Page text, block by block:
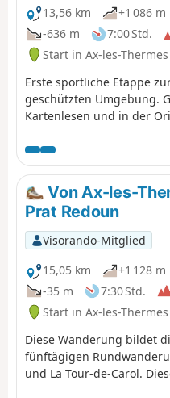
13,56 km
+1 086 m
-636 m
7:00 Std.
Start in Ax-les-
Erste sportliche Etappe
geschützten Umgebung.
Kartenlesen und in der
Beginn und an den
hilfreich. Bei Bedarf ist es
zu verkürzen: siehe
Von Ax-les-
Prat Redoun
Visorando-Mitglied
15,05 km
+1 128 m
-35 m
7:30 Std.
Start in Ax-les-
Diese Wanderung bildet
fünftägigen
und La Tour-de-Carol.